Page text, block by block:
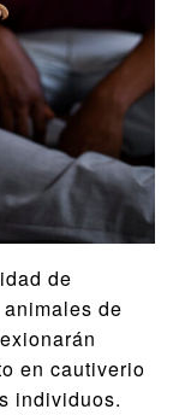
de
de
en cautiverio
individuos.